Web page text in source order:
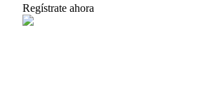
Regístrate ahora